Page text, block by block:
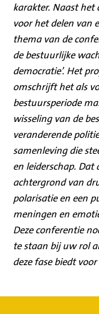
karakter. Naast het
voor het delen van
thema van de
de bestuurlijke
democratie’. Het
omschrijft het als
bestuursperiode
wisseling van de
veranderende
samenleving die
en leiderschap. Dat
achtergrond van
polarisatie en een
meningen en
Deze conferentie
te staan bij uw rol
deze fase biedt